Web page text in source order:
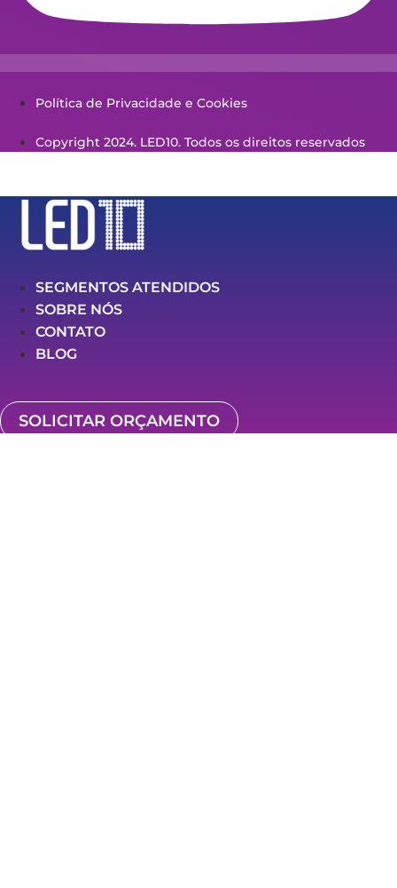
Política de Privacidade e Cookies
Copyright 2024. LED10. Todos os direitos reservados
SEGMENTOS ATENDIDOS
SOBRE NÓS
CONTATO
BLOG
SOLICITAR ORÇAMENTO